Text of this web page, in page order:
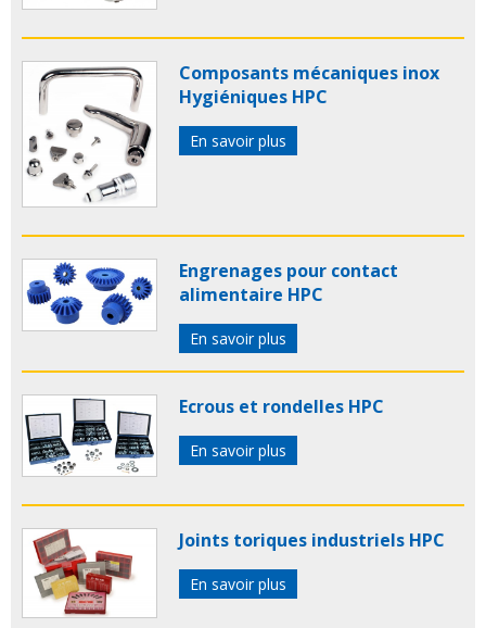
Composants mécaniques inox
Hygiéniques HPC
En savoir plus
Engrenages pour contact
alimentaire HPC
En savoir plus
Ecrous et rondelles HPC
En savoir plus
Joints toriques industriels HPC
En savoir plus